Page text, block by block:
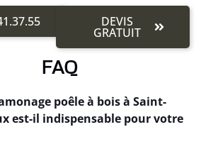
DEVIS
GRATUIT
FAQ
poêle à bois à Saint-
est-il indispensable pour votre